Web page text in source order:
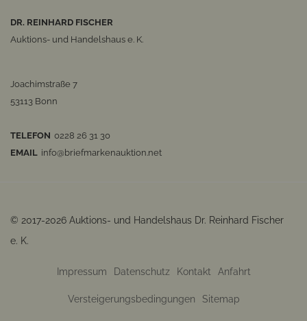
DR. REINHARD FISCHER
Auktions- und Handelshaus e. K.
Joachimstraße 7
53113 Bonn
TELEFON 0228 26 31 30
EMAIL info@briefmarkenauktion.net
© 2017-2026 Auktions- und Handelshaus Dr. Reinhard Fischer
e. K.
Impressum Datenschutz Kontakt Anfahrt
Versteigerungsbedingungen Sitemap